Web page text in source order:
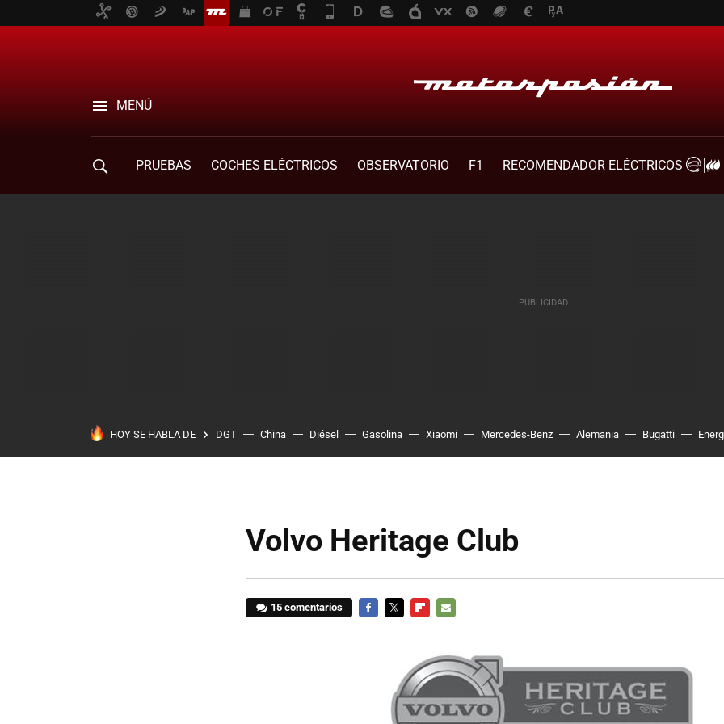
MENÚ
PRUEBAS COCHES ELÉCTRICOS OBSERVATORIO F1
RECOMENDADOR ELÉCTRICOS
HOY SE HABLA DE DGT China Diésel Gasolina Xiaomi Mercedes-Benz Alemania Bugatti
Volvo Heritage Club
15 comentarios